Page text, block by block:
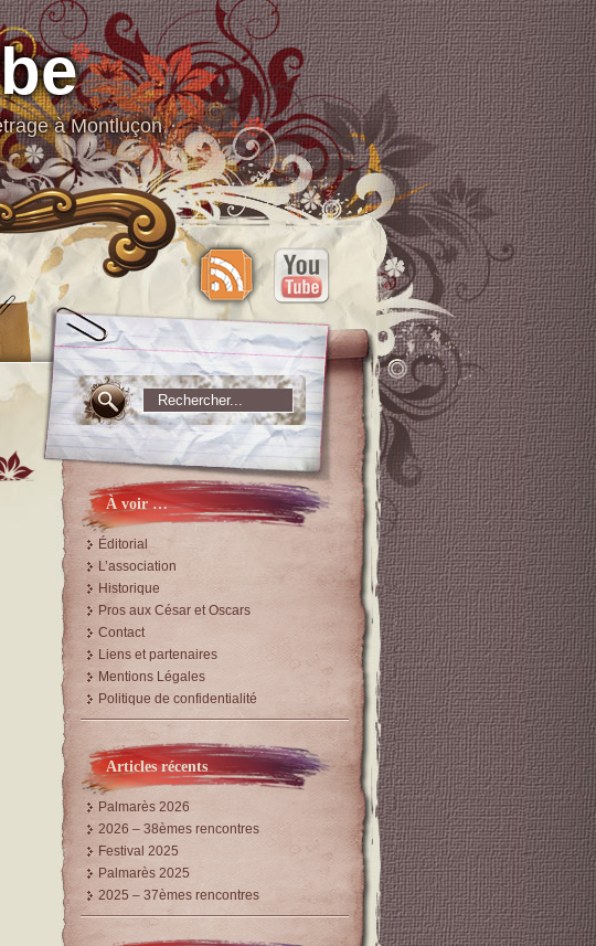
à Montluçon
À voir …
Éditorial
L’association
Historique
Pros aux César et Oscars
Contact
Liens et partenaires
Mentions Légales
Politique de confidentialité
Articles récents
Palmarès 2026
2026 – 38èmes rencontres
Festival 2025
Palmarès 2025
2025 – 37èmes rencontres